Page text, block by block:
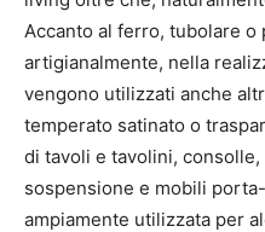
Accanto al ferro, tubolare o
artigianalmente, nella
vengono utilizzati anche
temperato satinato o
di tavoli e tavolini,
sospensione e mobili
ampiamente utilizzata per